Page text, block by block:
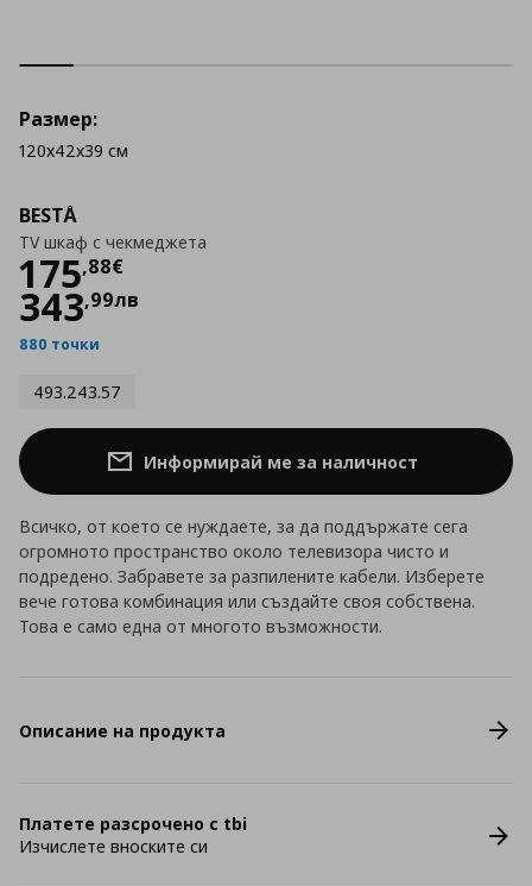
BESTÅ
TV шкаф с чекмеджета
175,88€
Цена
343,99лв
880 точки
493.243.57
Размер:
120x42x39 см
Информирай ме за наличност
Всичко, от което се нуждаете, за да поддържате сега
огромното пространство около телевизора чисто и
подредено. Забравете за разпилените кабели. Изберете
вече готова комбинация или създайте своя собствена.
Това е само една от многото възможности.
Описание на продукта
Платете разсрочено с tbi
Изчислете вноските си